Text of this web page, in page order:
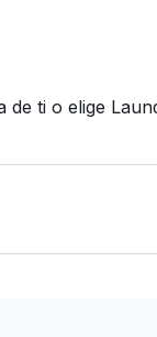
ti o elige